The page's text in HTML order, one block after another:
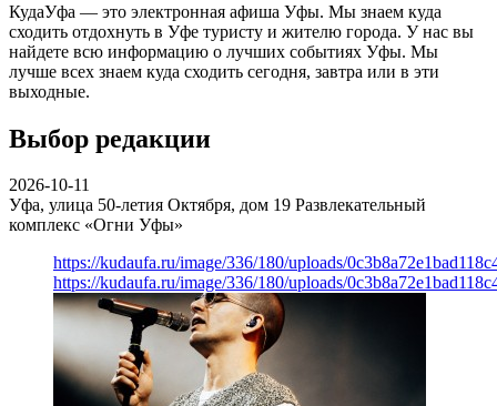
КудаУфа — это электронная афиша Уфы. Мы знаем куда
сходить отдохнуть в Уфе туристу и жителю города. У нас вы
найдете всю информацию о лучших событиях Уфы. Мы
лучше всех знаем куда сходить сегодня, завтра или в эти
выходные.
Выбор редакции
2026-10-11
Уфа, улица 50-летия Октября, дом 19 Развлекательный
комплекс «Огни Уфы»
https://kudaufa.ru/image/336/180/uploads/
https://kudaufa.ru/image/336/180/uploads/